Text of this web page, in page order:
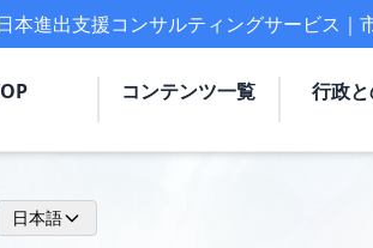
本進出支援コンサルティングサービス
コンテンツ一覧 行政
日本語